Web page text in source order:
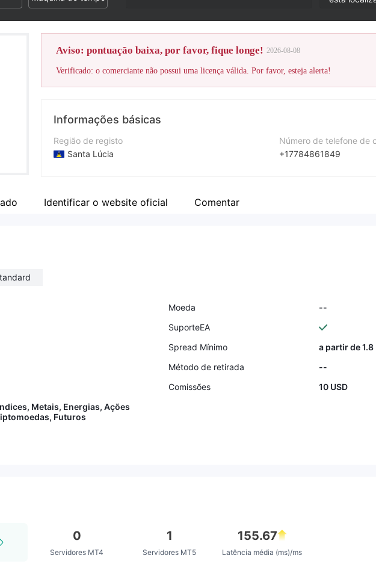
Aviso: pontuação baixa, por favor, fique longe! 2026-08-08
Verificado: o comerciante não possui uma licença válida. Por favor, esteja alerta!
Informações básicas
Região de registo
Santa Lúcia
Empresa
Número de telefone de
+17784861849
Identificar o website oficial Comentar
Moeda
--
SuporteEA
Spread Mínimo
a partir de 1.8
Método de retirada
--
Comissões 10 USD
Metais, Energias, Ações
Futuros
0
Servidores MT4
1
Servidores MT5
155.67
Latência média (ms)/ms